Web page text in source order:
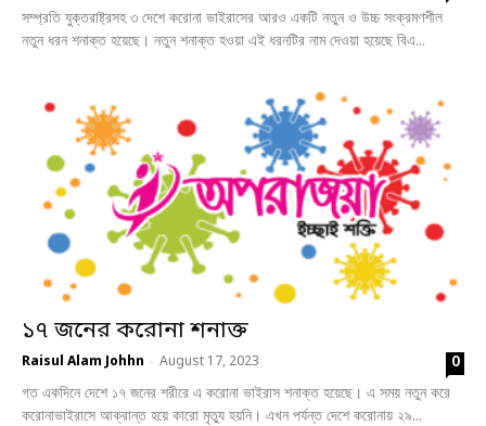
সম্প্রতি যুক্তরাষ্ট্রসহ ৩ দেশে করোনা ভাইরাসের আরও একটি নতুন ও উচ্চ সংক্রমণশীল
নতুন ধরন শনাক্ত হয়েছে। নতুন শনাক্ত হওয়া এই ধরনটির নাম দেওয়া হয়েছে বিএ...
১৭ জনের করোনা শনাক্ত
Raisul Alam Johhn - August 17, 2023
0
গত একদিনে দেশে ১৭ জনের শরীরে এ করোনা ভাইরাস শনাক্ত হয়েছে। এ সময় নতুন করে
করোনাভাইরাসে আক্রান্ত হয়ে কারো মৃত্যু হয়নি। এখন পর্যন্ত দেশে করোনায় ২৯...